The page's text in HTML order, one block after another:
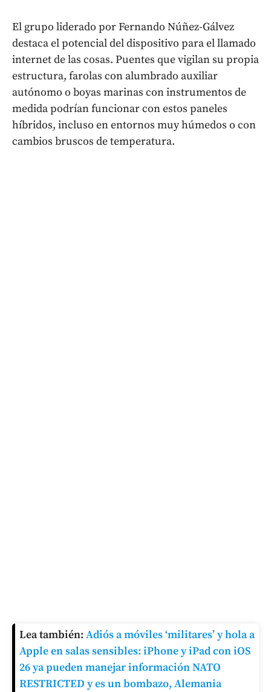
El grupo liderado por Fernando Núñez-Gálvez
destaca el potencial del dispositivo para el llamado
internet de las cosas. Puentes que vigilan su propia
estructura, farolas con alumbrado auxiliar
autónomo o boyas marinas con instrumentos de
medida podrían funcionar con estos paneles
híbridos, incluso en entornos muy húmedos o con
cambios bruscos de temperatura.
Lea también: Adiós a móviles ‘militares’ y hola a
Apple en salas sensibles: iPhone y iPad con iOS
26 ya pueden manejar información NATO
RESTRICTED y es un bombazo, Alemania